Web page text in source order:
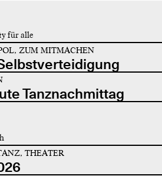
für alle
ZUM MITMACHEN
Tanznachmittag
THEATER